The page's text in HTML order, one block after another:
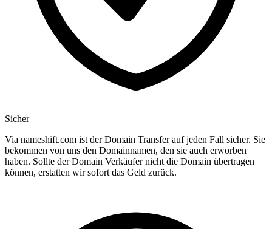
Sicher
Via nameshift.com ist der Domain Transfer auf jeden Fall sicher. Sie
bekommen von uns den Domainnamen, den sie auch erworben
haben. Sollte der Domain Verkäufer nicht die Domain übertragen
können, erstatten wir sofort das Geld zurück.